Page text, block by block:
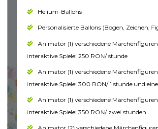
Helium-Ballons
Personalisierte Ballons (Bogen, Zeichen,
Animator (1) verschiedene
interaktive Spiele: 250 RON/ stunde
Animator (1) verschiedene
interaktive Spiele: 300 RON/ 1 stunde und
Animator (1) verschiedene
interaktive Spiele: 350 RON/ zwei stunden